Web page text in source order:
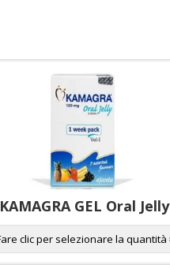
KAMAGRA GEL Oral Jelly